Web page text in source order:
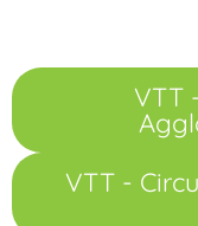
VTT
VTT -